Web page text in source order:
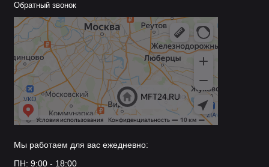
Обратный звонок
Мы работаем для вас ежедневно:
ПН: 9:00 - 18:00